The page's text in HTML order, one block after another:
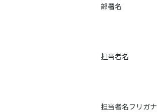
部署名
担当者名
担当者名フリガナ